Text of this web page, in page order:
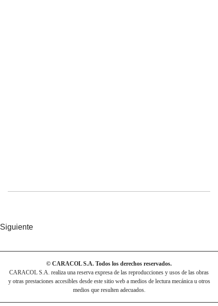
Siguiente
© CARACOL S.A. Todos los derechos reservados.
CARACOL S.A. realiza una reserva expresa de las reproducciones y usos de las obras
y otras prestaciones accesibles desde este sitio web a medios de lectura mecánica u otros
medios que resulten adecuados.